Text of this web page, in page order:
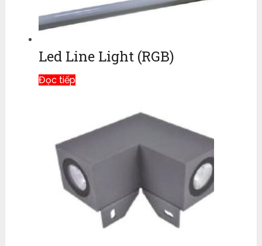
Led Line Light (RGB)
Đọc tiếp